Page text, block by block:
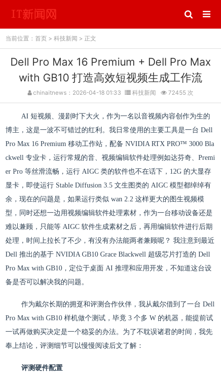
当前位置： 首页> 科技新闻 > 正文
Dell Pro Max 16 Premium + Dell Pro Max
with GB10 打造高效短视频生成工作流
chinaitnews：2026-04-18 01:33 科技新闻 72455 次
AI 短视频、漫剧时下大火，作为一名以音视频内容创作为生的
博主，这是一波不可错过的红利。我日常使用的主要工具是一台 Dell
Pro Max 16 Premium 移动工作站，配备 NVIDIA RTX PRO™ 3000 Bla
ckwell 专业卡，运行常规的音、视频编辑软件处理例如达芬奇、Premi
er Pro 等丝滑流畅，运行 AIGC 类的软件也不在话下，12G 的大显存
显卡，即使运行 Stable Diffusion 3.5 文生图类的 AIGC 模型都绰绰有
余，现在的问题是，如果运行类似 wan 2.2 这样更大的图生视频模
型，同时还想一边用视频编辑软件处理素材，作为一台移动设备还是
难以兼顾，只能等 AIGC 软件生成素材之后，再用编辑软件进行后期
处理，时间上拉长了不少，有没有办法能两者兼顾呢？ 我注意到最近
Dell 推出的基于 NVIDIA GB10 Grace Blackwell 超级芯片打造的 Dell
Pro Max with GB10，定位于桌面 AI 推理和应用开发，不知道这台设
备是否可以解决我的问题。
作为戴尔长期的拥趸和评测合作伙伴，我从戴尔借到了一台 Dell
Pro Max with GB10 样机做个测试，毕竟 3 个多 W 的机器，能提前试
一试再做购买决定是一个稳妥的办法。为了不耽误诸君的时间，我先
奉上结论，评测细节可以慢慢阅读后文了解：
评测硬件配置